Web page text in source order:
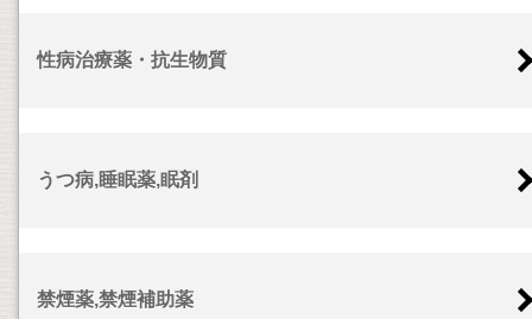
性病治療薬・抗生物質
うつ病,睡眠薬,眠剤
禁煙薬,禁煙補助薬